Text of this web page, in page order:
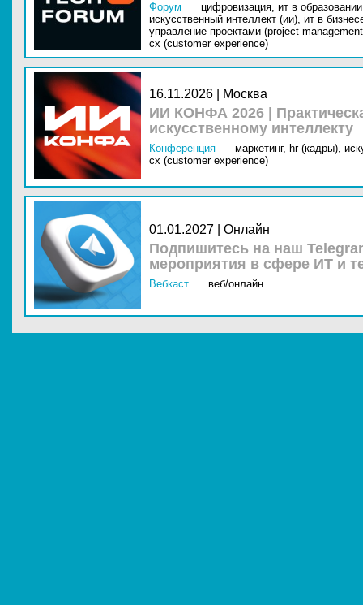
Форум цифровизация, ит в
искусственный интеллект (ии), ит в
управление проектами (project
cx (customer experience)
16.11.2026 | Москва
ИИ КОНФА 2026 |
искусственному интеллекту
Конференция маркетинг, hr (кадры),
cx (customer experience)
01.01.2027 | Онлайн
Подпишитесь на наш
мероприятия в сфере ИТ и
Вебкаст веб/онлайн